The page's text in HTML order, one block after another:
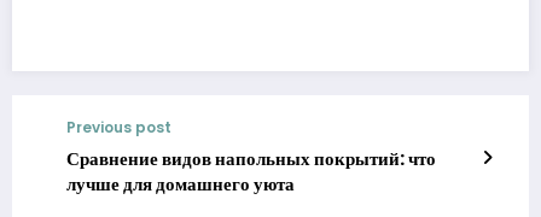
Previous post
Сравнение видов напольных покрытий: что
лучше для домашнего уюта